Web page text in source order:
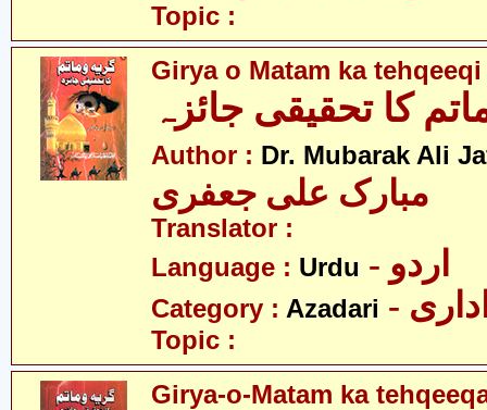
Topic :
Girya o Matam ka tehqeeqi
کا تحقیقی جائزہ
Author : Dr. Mubarak Ali
مبارک علی جعفری
Translator :
Language : Urdu - اردو
Category : Azadari
Topic :
Girya-o-Matam ka